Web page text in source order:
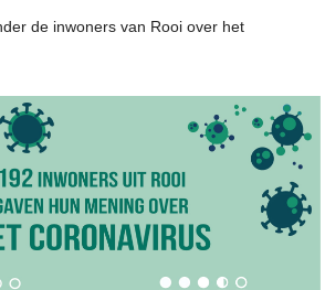
de inwoners van Rooi over het